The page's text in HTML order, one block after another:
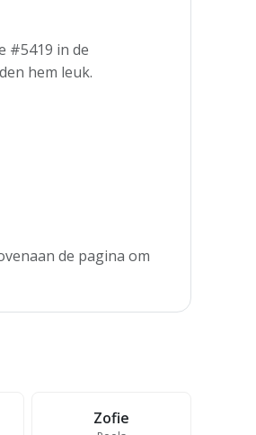
#5419 in de
hem leuk.
de pagina om
Zofie